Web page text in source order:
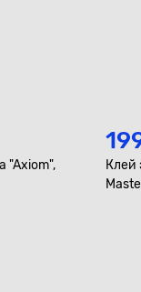
"Axiom",
Клей